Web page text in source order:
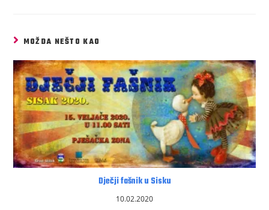
MOŽDA NEŠTO KAO
Dječji fašnik u Sisku
10.02.2020